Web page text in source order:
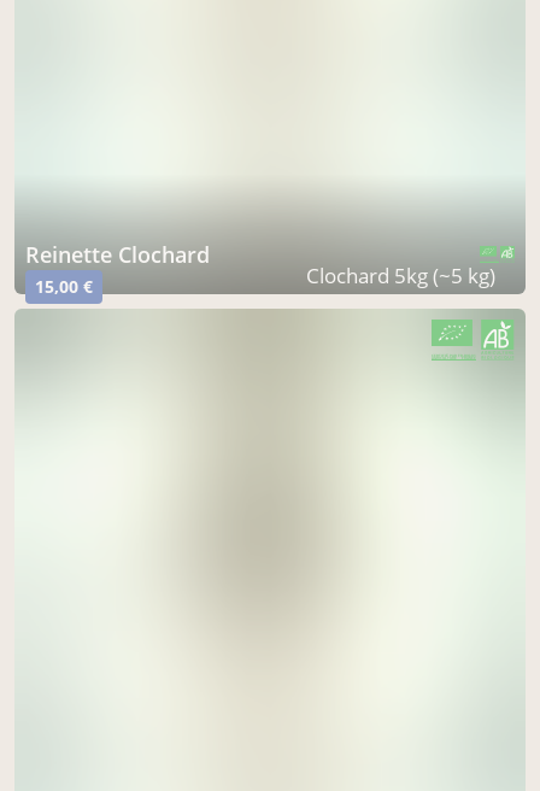
Reinette Clochard
15,00 € Clochard 5kg (~5 kg)
CERTIFIÉ PAR FR-BIO-01
AGRICULTURE FRANCE